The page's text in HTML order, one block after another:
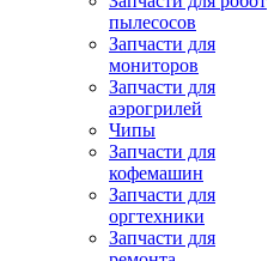
пылесосов
Запчасти для
мониторов
Запчасти для
аэрогрилей
Чипы
Запчасти для
кофемашин
Запчасти для
оргтехники
Запчасти для